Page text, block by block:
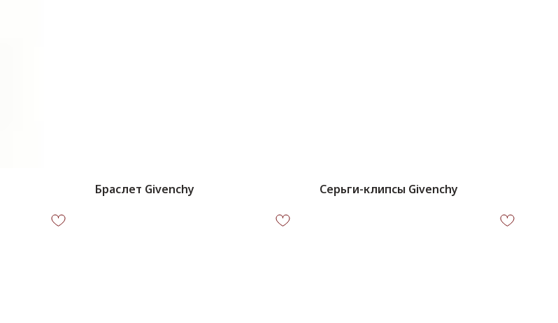
Браслет Givenchy Серьги-клипсы Givenchy